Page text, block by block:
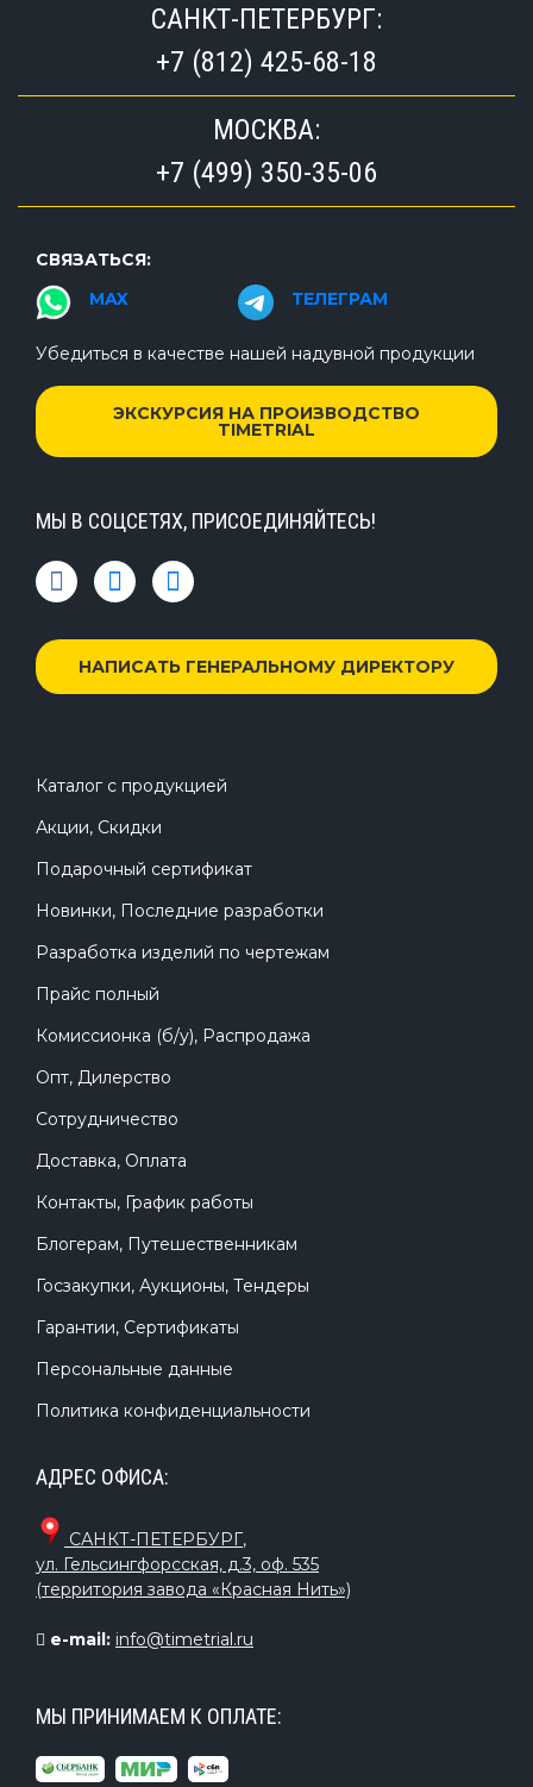
САНКТ-ПЕТЕРБУРГ:
+7 (812) 425-68-18
МОСКВА:
+7 (499) 350-35-06
СВЯЗАТЬСЯ:
MAX
ТЕЛЕГРАМ
Убедиться в качестве нашей надувной продукции
ЭКСКУРСИЯ НА ПРОИЗВОДСТВО
TIMETRIAL
МЫ В СОЦСЕТЯХ, ПРИСОЕДИНЯЙТЕСЬ!
НАПИСАТЬ ГЕНЕРАЛЬНОМУ ДИРЕКТОРУ
Каталог с продукцией
Акции, Скидки
Подарочный сертификат
Новинки, Последние разработки
Разработка изделий по чертежам
Прайс полный
Комиссионка (б/у), Распродажа
Опт, Дилерство
Сотрудничество
Доставка, Оплата
Контакты, График работы
Блогерам, Путешественникам
Госзакупки, Аукционы, Тендеры
Гарантии, Сертификаты
Персональные данные
Политика конфиденциальности
АДРЕС ОФИСА:
САНКТ-ПЕТЕРБУРГ,
ул. Гельсингфорсская, д.3, оф. 535
(территория завода «Красная Нить»)
e-mail: info@timetrial.ru
МЫ ПРИНИМАЕМ К ОПЛАТЕ: